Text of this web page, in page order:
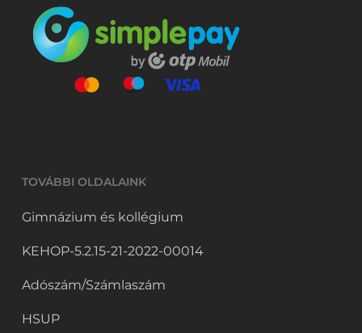
TOVÁBBI OLDALAINK
Gimnázium és kollégium
KEHOP-5.2.15-21-2022-00014
Adószám/Számlaszám
HSUP